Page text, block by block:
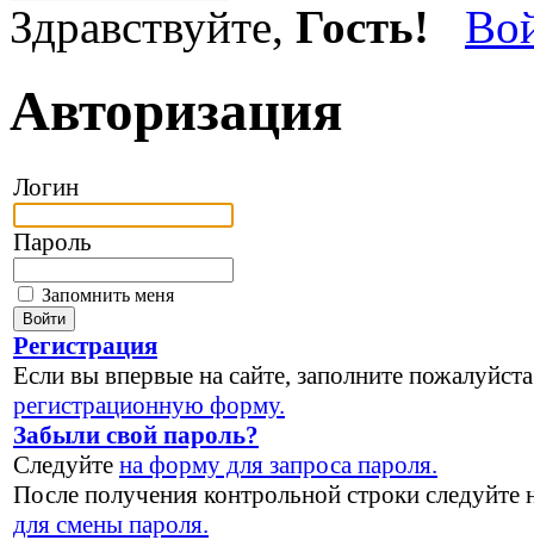
Здравствуйте, Гость!
Авторизация
Логин
Пароль
Запомнить меня
Регистрация
Если вы впервые на сайте, заполните пожалуйста
регистрационную форму.
Забыли свой пароль?
Следуйте на форму для запроса пароля.
После получения контрольной строки следуйте
для смены пароля.